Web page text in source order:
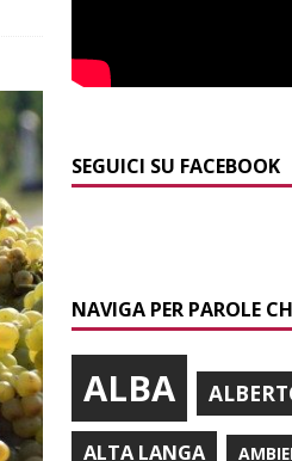
la
SEGUICI SU FACEBOOK
NAVIGA PER PAROLE
ALBA
ALTA LANGA